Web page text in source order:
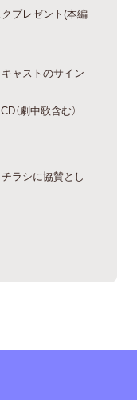
プレゼント(本編
キャストのサイン
（劇中歌含む）
ラシに協賛とし